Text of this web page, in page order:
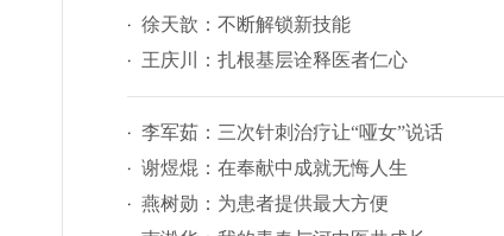
徐天歆：不断解锁新技能
王庆川：扎根基层诠释医者仁心
李军茹：三次针刺治疗让“哑女”说话
谢煜焜：在奉献中成就无悔人生
燕树勋：为患者提供最大方便